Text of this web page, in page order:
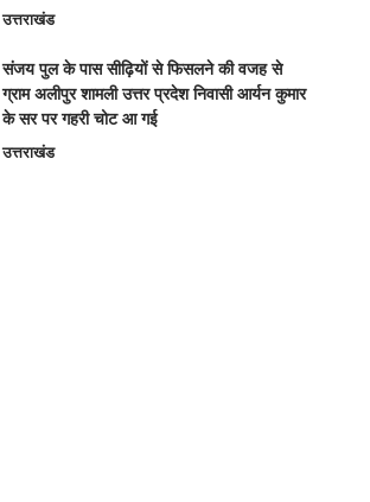
उत्तराखंड
संजय पुल के पास सीढ़ियों से फिसलने की वजह से
ग्राम अलीपुर शामली उत्तर प्रदेश निवासी आर्यन कुमार
के सर पर गहरी चोट आ गई
उत्तराखंड